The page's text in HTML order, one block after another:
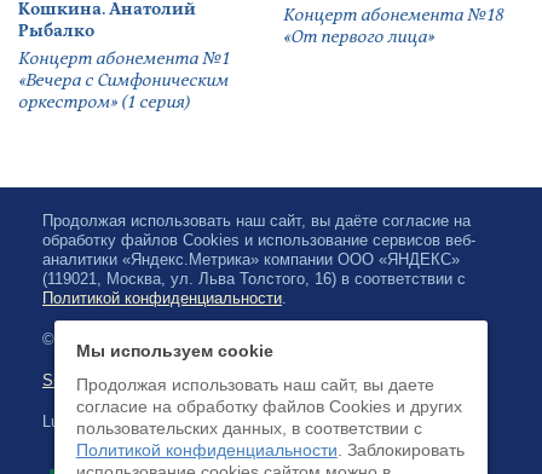
Кошкина. Анатолий
Рыбалко
Концерт абонемента №1
«Вечера с Симфоническим
оркестром» (1 серия)
Концерт абонемента №18
«От первого лица»
Продолжая использовать наш сайт, вы даёте согласие на
обработку файлов Cookies и использование сервисов веб-
аналитики «Яндекс.Метрика» компании ООО «ЯНДЕКС»
(119021, Москва, ул. Льва Толстого, 16) в соответствии с
Политикой конфиденциальности.
© 2026, Karjalan valtionfilharmonia
Sivuston kartta
Luottokortilla maksaminen on saatavilla
Мы используем cookie
Продолжая использовать наш сайт, вы даете
согласие на обработку файлов Cookies и других
пользовательских данных, в соответствии с
Политикой конфиденциальности . Заблокировать